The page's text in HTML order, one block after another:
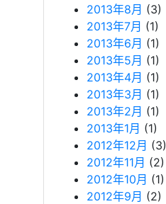
2013年8月 (3)
2013年7月 (1)
2013年6月 (1)
2013年5月 (1)
2013年4月 (1)
2013年3月 (1)
2013年2月 (1)
2013年1月 (1)
2012年12月 (3)
2012年11月 (2)
2012年10月 (1)
2012年9月 (2)